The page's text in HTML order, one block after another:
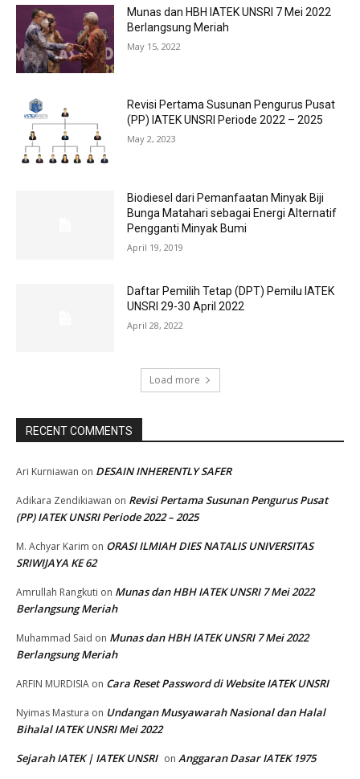
Munas dan HBH IATEK UNSRI 7 Mei 2022
Berlangsung Meriah
May 15, 2022
Revisi Pertama Susunan Pengurus Pusat
(PP) IATEK UNSRI Periode 2022 – 2025
May 2, 2023
Biodiesel dari Pemanfaatan Minyak Biji
Bunga Matahari sebagai Energi Alternatif
Pengganti Minyak Bumi
April 19, 2019
Daftar Pemilih Tetap (DPT) Pemilu IATEK
UNSRI 29-30 April 2022
April 28, 2022
Load more
RECENT COMMENTS
Ari Kurniawan on DESAIN INHERENTLY SAFER
Adikara Zendikiawan on Revisi Pertama Susunan Pengurus Pusat
(PP) IATEK UNSRI Periode 2022 – 2025
M. Achyar Karim on ORASI ILMIAH DIES NATALIS UNIVERSITAS
SRIWIJAYA KE 62
Amrullah Rangkuti on Munas dan HBH IATEK UNSRI 7 Mei 2022
Berlangsung Meriah
Muhammad Said on Munas dan HBH IATEK UNSRI 7 Mei 2022
Berlangsung Meriah
ARFIN MURDISIA on Cara Reset Password di Website IATEK UNSRI
Nyimas Mastura on Undangan Musyawarah Nasional dan Halal
Bihalal IATEK UNSRI Mei 2022
Sejarah IATEK | IATEK UNSRI on Anggaran Dasar IATEK 1975